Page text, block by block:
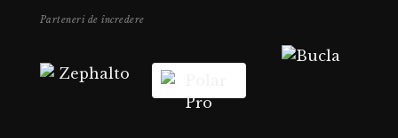
Parteneri de încredere